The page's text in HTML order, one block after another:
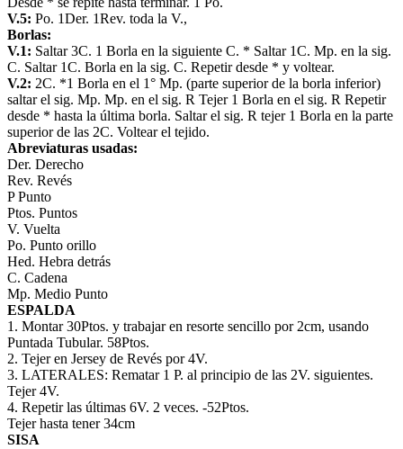
V.5: Po. 1Der. 1Rev. toda la V.,
Borlas:
V.1: Saltar 3C. 1 Borla en la siguiente C. * Saltar 1C. Mp. en la sig.
C. Saltar 1C. Borla en la sig. C. Repetir desde * y voltear.
V.2: 2C. *1 Borla en el 1° Mp. (parte superior de la borla inferior)
saltar el sig. Mp. Mp. en el sig. R Tejer 1 Borla en el sig. R Repetir
desde * hasta la última borla. Saltar el sig. R tejer 1 Borla en la parte
superior de las 2C. Voltear el tejido.
Abreviaturas usadas:
Der. Derecho
Rev. Revés
P Punto
Ptos. Puntos
V. Vuelta
Po. Punto orillo
Hed. Hebra detrás
C. Cadena
Mp. Medio Punto
ESPALDA
1. Montar 30Ptos. y trabajar en resorte sencillo por 2cm, usando
Puntada Tubular. 58Ptos.
2. Tejer en Jersey de Revés por 4V.
3. LATERALES: Rematar 1 P. al principio de las 2V. siguientes.
Tejer 4V.
4. Repetir las últimas 6V. 2 veces. -52Ptos.
Tejer hasta tener 34cm
SISA